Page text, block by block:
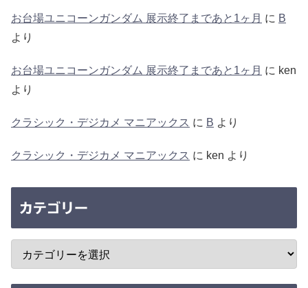
お台場ユニコーンガンダム 展示終了まであと1ヶ月 に B
より
お台場ユニコーンガンダム 展示終了まであと1ヶ月 に ken
より
クラシック・デジカメ マニアックス に B より
クラシック・デジカメ マニアックス に ken より
カテゴリー